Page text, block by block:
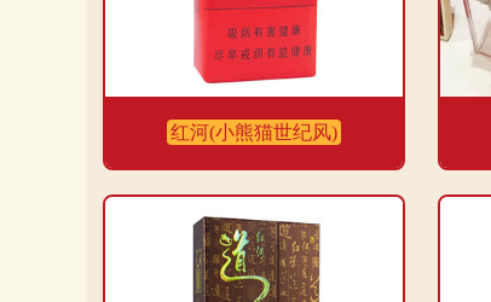
红河(小熊猫世纪风)